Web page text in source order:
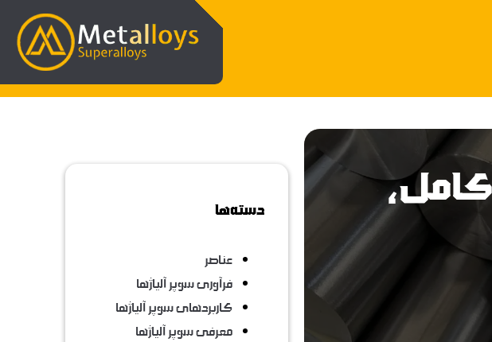
دسته‌ها
عناصر
فرآوری سوپر آلیاژها
کاربردهای سوپر آلیاژها
معرفی سوپر آلیاژها